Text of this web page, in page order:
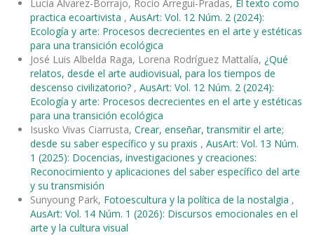
Lucía Álvarez-Borrajo, Rocío Arregui-Pradas, El texto como
practica ecoartivista , AusArt: Vol. 12 Núm. 2 (2024):
Ecología y arte: Procesos decrecientes en el arte y estéticas
para una transición ecológica
José Luis Albelda Raga, Lorena Rodríguez Mattalía, ¿Qué
relatos, desde el arte audiovisual, para los tiempos de
descenso civilizatorio? , AusArt: Vol. 12 Núm. 2 (2024):
Ecología y arte: Procesos decrecientes en el arte y estéticas
para una transición ecológica
Isusko Vivas Ciarrusta, Crear, enseñar, transmitir el arte;
desde su saber específico y su praxis , AusArt: Vol. 13 Núm.
1 (2025): Docencias, investigaciones y creaciones:
Reconocimiento y aplicaciones del saber específico del arte
y su transmisión
Sunyoung Park, Fotoescultura y la política de la nostalgia ,
AusArt: Vol. 14 Núm. 1 (2026): Discursos emocionales en el
arte y la cultura visual